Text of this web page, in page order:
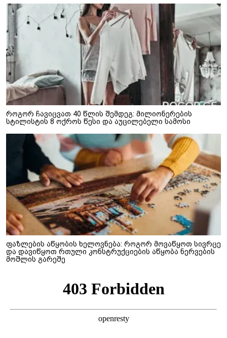
როგორ ჩავიცვათ 40 წლის შემდეგ: მილიონერების
სტილისტის 8 ოქროს წესი და აუცილებელი სამოსი
ფაზლების აწყობის ხელოვნება: როგორ მოვაწყოთ სივრცე
და დავიწყოთ რთული კონსტრუქციების აწყობა ნერვების
მოშლის გარეშე